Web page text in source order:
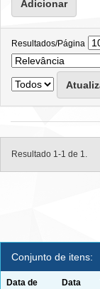
Resultados/Página
Resultado 1-1 de 1.
Conjunto de itens:
Data de
Data